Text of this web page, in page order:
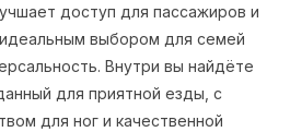
доступ для пассажиров и
выбором для семей
Внутри вы найдёте
для приятной езды, с
для ног и качественной